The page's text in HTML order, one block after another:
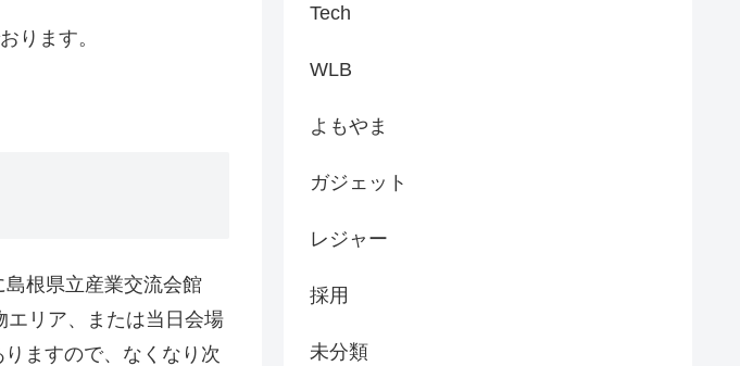
ります。
根県立産業交流会館
エリア、または当日会場
ますので、なくなり次
Tech
WLB
よもやま
ガジェット
レジャー
採用
未分類